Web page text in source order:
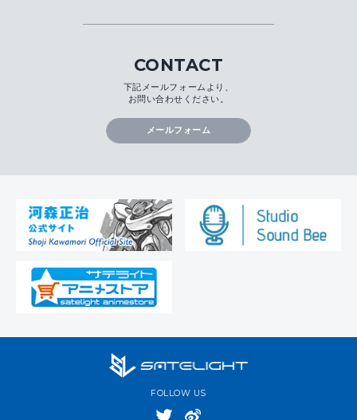
CONTACT
下記メールフォームより、
お問い合わせください。
メールフォーム
FOLLOW US